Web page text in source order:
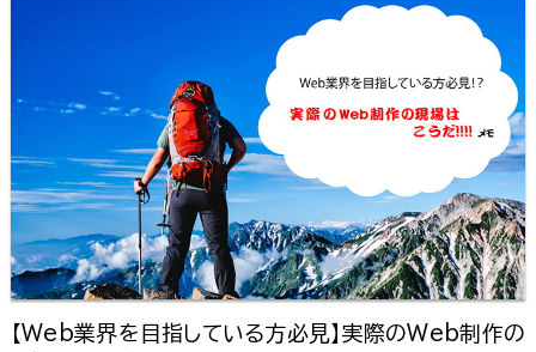
【Web業界を目指している方必見】実際のWeb制作の